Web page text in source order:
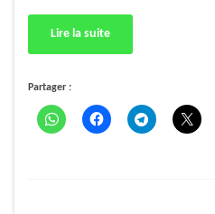
Lire la suite
Partager :